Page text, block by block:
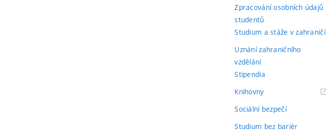
Zpracování osobních údajů
studentů
Studium a stáže v zahraničí
Uznání zahraničního
vzdělání
Stipendia
Knihovny(externí
Sociální bezpečí
Studium bez bariér